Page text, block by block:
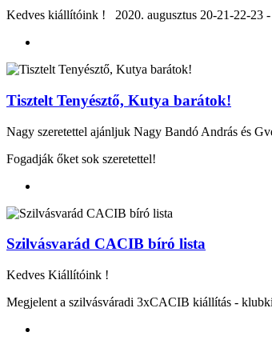
Kedves kiállítóink ! 2020. augusztus 20-21-22-23 -
Tisztelt Tenyésztő, Kutya barátok!
Nagy szeretettel ajánljuk Nagy Bandó András és
Fogadják őket sok szeretettel!
Szilvásvarád CACIB bíró lista
Kedves Kiállítóink !
Megjelent a szilvásváradi 3xCACIB kiállítás -